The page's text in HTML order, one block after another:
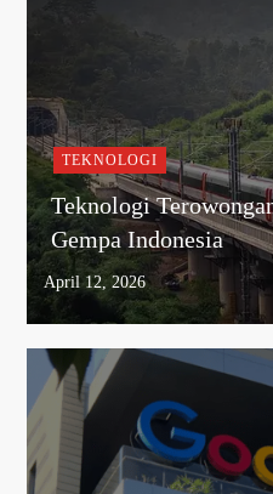
TEKNOLOGI
Teknologi
Gempa Indonesia